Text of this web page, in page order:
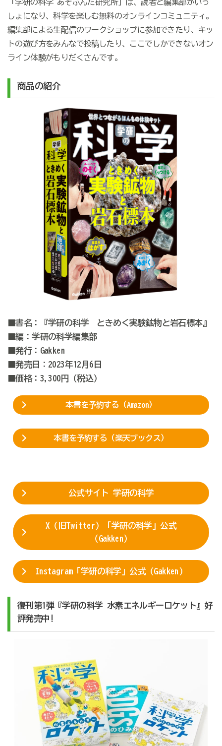
「学研の科学 あそぶんだ研究所」は、読者と編集部がいっ
しょになり、科学を楽しむ無料のオンラインコミュニティ。
編集部による生配信のワークショップに参加できたり、キッ
トの遊び方をみんなで投稿したり、ここでしかできないオン
ライン体験がもりだくさんです。
商品の紹介
■書名：『学研の科学 ときめく実験鉱物と岩石標本』
■編：学研の科学編集部
■発行：Gakken
■発売日：2023年12月6日
■価格：3,300円（税込）
本書を予約する（Amazon）
本書を予約する（楽天ブックス）
公式サイト 学研の科学
X（旧Twitter）「学研の科学」公式
（Gakken）
Instagram「学研の科学」公式（Gakken）
復刊第1弾『学研の科学 水素エネルギーロケット』好
評発売中!